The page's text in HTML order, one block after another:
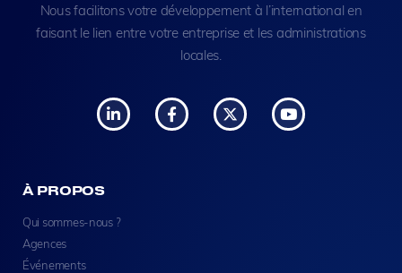
Nous facilitons votre développement à l’international en
faisant le lien entre votre entreprise et les administrations
locales.
À PROPOS
Qui sommes-nous ?
Agences
Événements